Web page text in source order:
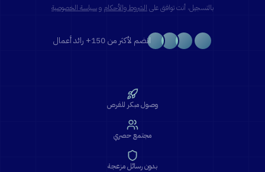
بالتسجيل، أنت توافق على الشروط والأحكام وسياسة الخصوصية
انضم لأكثر من 150+ رائد أعمال
وصول مبكر للفرص
مجتمع حصري
بدون رسائل مزعجة